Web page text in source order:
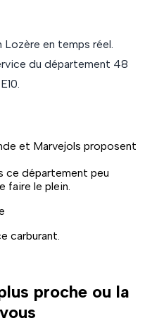
Lozère en temps réel.
du département 48
E10.
et Marvejols proposent
ce département peu
faire le plein.
carburant.
proche ou la